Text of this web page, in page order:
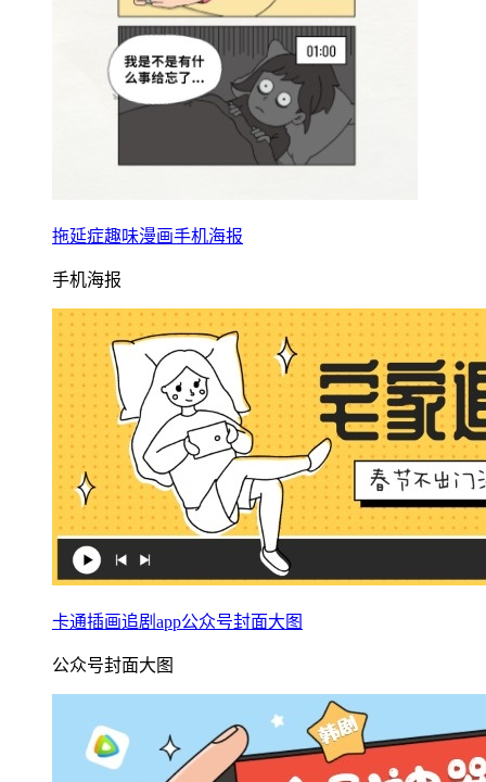
拖延症趣味漫画手机海报
手机海报
卡通插画追剧app公众号封面大图
公众号封面大图